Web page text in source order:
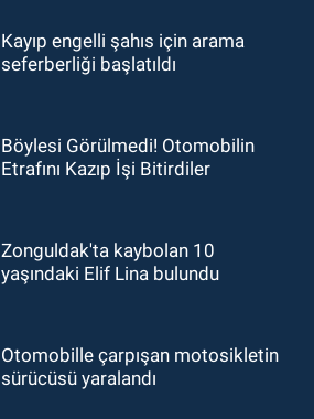
Kayıp engelli şahıs için arama
seferberliği başlatıldı
Böylesi Görülmedi! Otomobilin
Etrafını Kazıp İşi Bitirdiler
Zonguldak'ta kaybolan 10
yaşındaki Elif Lina bulundu
Otomobille çarpışan motosikletin
sürücüsü yaralandı